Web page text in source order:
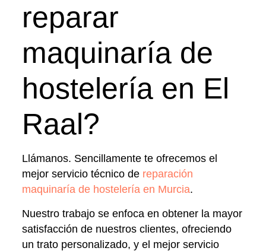
reparar
maquinaría de
hostelería en El
Raal?
Llámanos. Sencillamente te ofrecemos el
mejor servicio técnico de reparación
maquinaría de hostelería en Murcia.
Nuestro trabajo se enfoca en obtener la mayor
satisfacción de nuestros clientes, ofreciendo
un trato personalizado, y el mejor servicio